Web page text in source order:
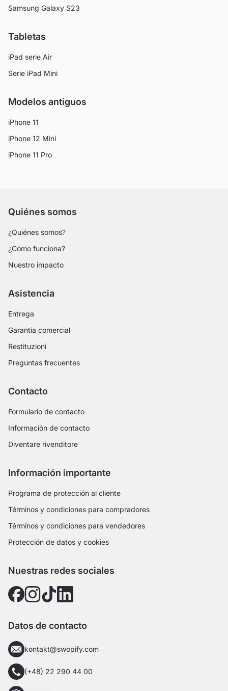
Samsung Galaxy S23
Tabletas
iPad serie Air
Serie iPad Mini
Modelos antiguos
iPhone 11
iPhone 12 Mini
iPhone 11 Pro
Quiénes somos
¿Quiénes somos?
¿Cómo funciona?
Nuestro impacto
Asistencia
Entrega
Garantía comercial
Restituzioni
Preguntas frecuentes
Contacto
Formulario de contacto
Información de contacto
Diventare rivenditore
Información importante
Programa de protección al cliente
Términos y condiciones para compradores
Términos y condiciones para vendedores
Protección de datos y cookies
Nuestras redes sociales
Datos de contacto
kontakt@swopify.com
(+48) 22 290 44 00